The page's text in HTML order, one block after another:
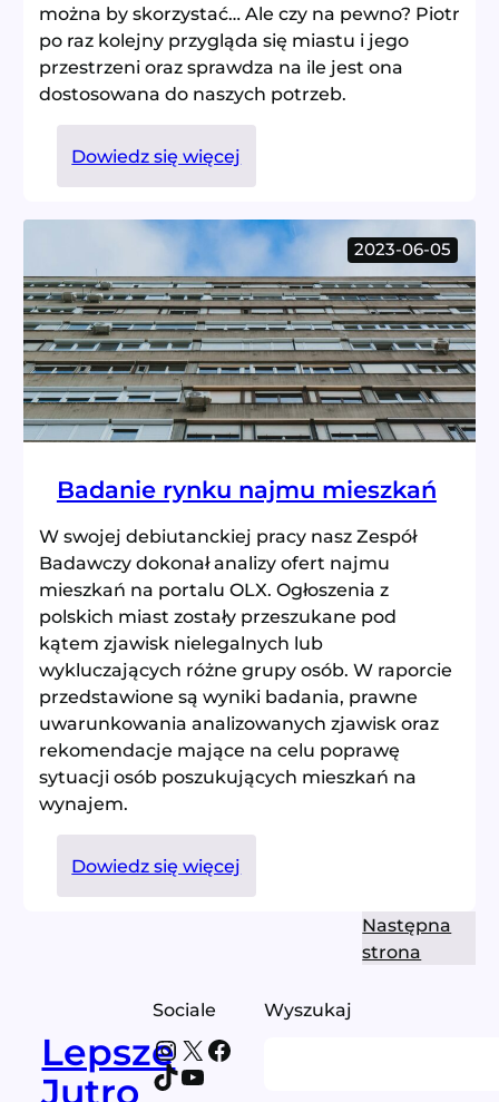
można by skorzystać… Ale czy na pewno? Piotr
po raz kolejny przygląda się miastu i jego
przestrzeni oraz sprawdza na ile jest ona
dostosowana do naszych potrzeb.
Dowiedz się więcej
Dzień
Zostanę w
domu
2023-06-05
Badanie rynku najmu mieszkań
W swojej debiutanckiej pracy nasz Zespół
Badawczy dokonał analizy ofert najmu
mieszkań na portalu OLX. Ogłoszenia z
polskich miast zostały przeszukane pod
kątem zjawisk nielegalnych lub
wykluczających różne grupy osób. W raporcie
przedstawione są wyniki badania, prawne
uwarunkowania analizowanych zjawisk oraz
rekomendacje mające na celu poprawę
sytuacji osób poszukujących mieszkań na
wynajem.
Dowiedz się więcej
Badanie
Następna
strona
Lepsze
Jutro
Sociale
Instagram
X Facebook
TikTok
YouTube
Wyszukaj